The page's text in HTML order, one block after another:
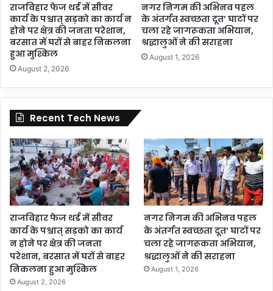
राजविहार फेज थर्ड में सीवर
कार्य के पश्चात् सड़को का कार्य न
होने पर क्षेत्र की जनता परेशान,
बरसात में घरों से बाहर निकलना
हुआ मुश्किल
August 2, 2026
नगर निगम की अभिनव पहल
के अंतर्गत स्वच्छता दूत’ घाटों पर
चला रहे जागरूकता अभियान,
श्रद्धालुओं ने की सराहना
August 1, 2026
Recent Tech News
राजविहार फेज थर्ड में सीवर
कार्य के पश्चात् सड़को का कार्य
न होने पर क्षेत्र की जनता
परेशान, बरसात में घरों से बाहर
निकलना हुआ मुश्किल
August 2, 2026
नगर निगम की अभिनव पहल
के अंतर्गत स्वच्छता दूत’ घाटों पर
चला रहे जागरूकता अभियान,
श्रद्धालुओं ने की सराहना
August 1, 2026